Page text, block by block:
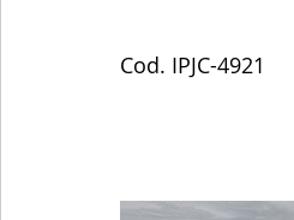
Cod. IPJC-4921